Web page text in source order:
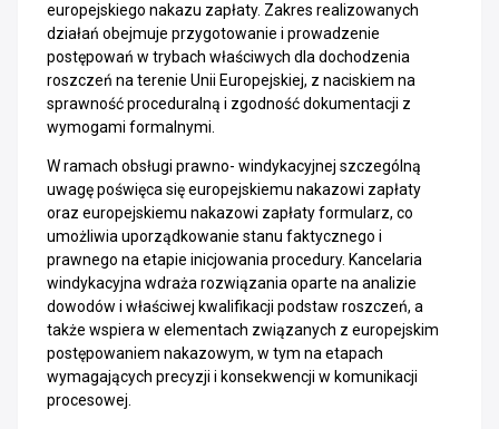
europejskiego nakazu zapłaty. Zakres realizowanych
działań obejmuje przygotowanie i prowadzenie
postępowań w trybach właściwych dla dochodzenia
roszczeń na terenie Unii Europejskiej, z naciskiem na
sprawność proceduralną i zgodność dokumentacji z
wymogami formalnymi.
W ramach obsługi prawno- windykacyjnej szczególną
uwagę poświęca się europejskiemu nakazowi zapłaty
oraz europejskiemu nakazowi zapłaty formularz, co
umożliwia uporządkowanie stanu faktycznego i
prawnego na etapie inicjowania procedury. Kancelaria
windykacyjna wdraża rozwiązania oparte na analizie
dowodów i właściwej kwalifikacji podstaw roszczeń, a
także wspiera w elementach związanych z europejskim
postępowaniem nakazowym, w tym na etapach
wymagających precyzji i konsekwencji w komunikacji
procesowej.